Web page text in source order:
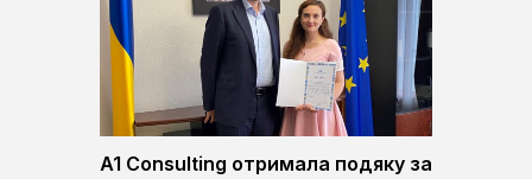
A1 Consulting отримала подяку за